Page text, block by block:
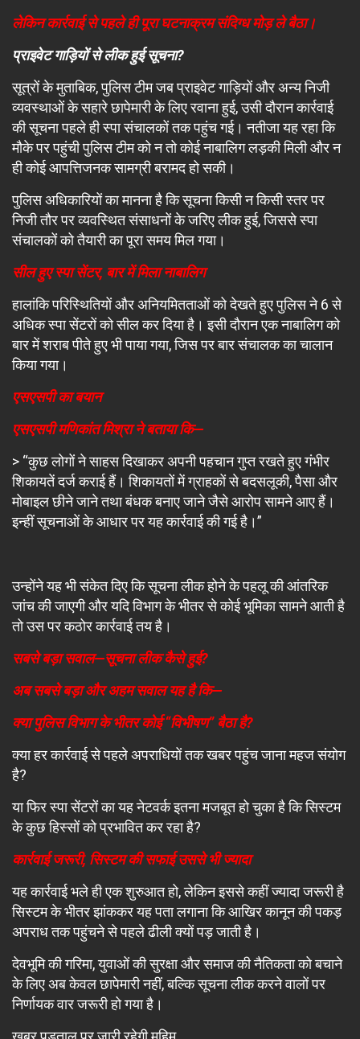
लेकिन कार्रवाई से पहले ही पूरा घटनाक्रम संदिग्ध मोड़ ले बैठा।
प्राइवेट गाड़ियों से लीक हुई सूचना?
सूत्रों के मुताबिक, पुलिस टीम जब प्राइवेट गाड़ियों और अन्य निजी
व्यवस्थाओं के सहारे छापेमारी के लिए रवाना हुई, उसी दौरान कार्रवाई
की सूचना पहले ही स्पा संचालकों तक पहुंच गई। नतीजा यह रहा कि
मौके पर पहुंची पुलिस टीम को न तो कोई नाबालिग लड़की मिली और न
ही कोई आपत्तिजनक सामग्री बरामद हो सकी।
पुलिस अधिकारियों का मानना है कि सूचना किसी न किसी स्तर पर
निजी तौर पर व्यवस्थित संसाधनों के जरिए लीक हुई, जिससे स्पा
संचालकों को तैयारी का पूरा समय मिल गया।
सील हुए स्पा सेंटर, बार में मिला नाबालिग
हालांकि परिस्थितियों और अनियमितताओं को देखते हुए पुलिस ने 6 से
अधिक स्पा सेंटरों को सील कर दिया है। इसी दौरान एक नाबालिग को
बार में शराब पीते हुए भी पाया गया, जिस पर बार संचालक का चालान
किया गया।
एसएसपी का बयान
एसएसपी मणिकांत मिश्रा ने बताया कि—
> “कुछ लोगों ने साहस दिखाकर अपनी पहचान गुप्त रखते हुए गंभीर
शिकायतें दर्ज कराई हैं। शिकायतों में ग्राहकों से बदसलूकी, पैसा और
मोबाइल छीने जाने तथा बंधक बनाए जाने जैसे आरोप सामने आए हैं।
इन्हीं सूचनाओं के आधार पर यह कार्रवाई की गई है।”
उन्होंने यह भी संकेत दिए कि सूचना लीक होने के पहलू की आंतरिक
जांच की जाएगी और यदि विभाग के भीतर से कोई भूमिका सामने आती है
तो उस पर कठोर कार्रवाई तय है।
सबसे बड़ा सवाल—सूचना लीक कैसे हुई?
अब सबसे बड़ा और अहम सवाल यह है कि—
क्या पुलिस विभाग के भीतर कोई “विभीषण” बैठा है?
क्या हर कार्रवाई से पहले अपराधियों तक खबर पहुंच जाना महज संयोग
है?
या फिर स्पा सेंटरों का यह नेटवर्क इतना मजबूत हो चुका है कि सिस्टम
के कुछ हिस्सों को प्रभावित कर रहा है?
कार्रवाई जरूरी, सिस्टम की सफाई उससे भी ज्यादा
यह कार्रवाई भले ही एक शुरुआत हो, लेकिन इससे कहीं ज्यादा जरूरी है
सिस्टम के भीतर झांककर यह पता लगाना कि आखिर कानून की पकड़
अपराध तक पहुंचने से पहले ढीली क्यों पड़ जाती है।
देवभूमि की गरिमा, युवाओं की सुरक्षा और समाज की नैतिकता को बचाने
के लिए अब केवल छापेमारी नहीं, बल्कि सूचना लीक करने वालों पर
निर्णायक वार जरूरी हो गया है।